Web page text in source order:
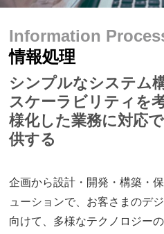
Information
情報処理
シンプルなシステム
スケーラビリティを
様化した業務に対応
供する
企画から設計・開発・構築・
ューションで、お客さまのデ
向けて、多様なテクノロジー